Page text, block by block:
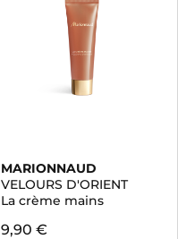
MARIONNAUD
VELOURS D'ORIENT
La crème mains
9,90 €